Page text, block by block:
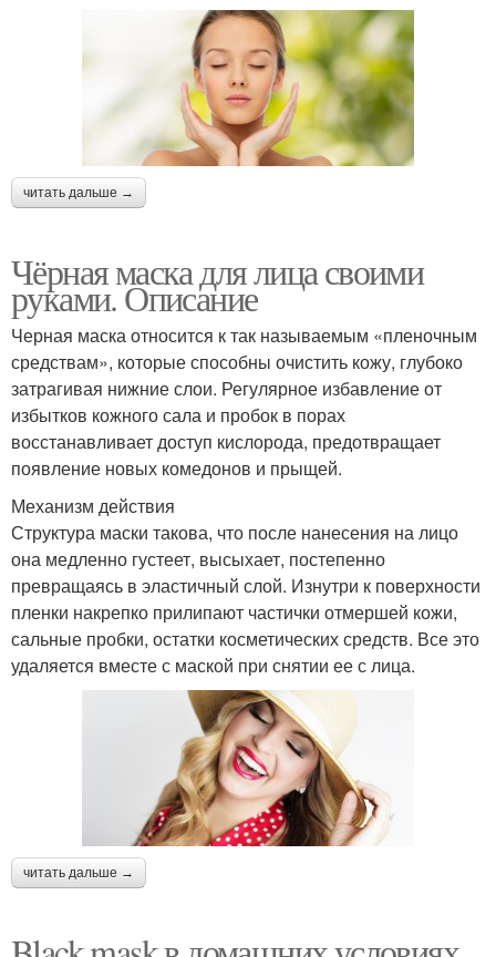
читать дальше →
Чёрная маска для лица своими
руками. Описание
Черная маска относится к так называемым «пленочным
средствам», которые способны очистить кожу, глубоко
затрагивая нижние слои. Регулярное избавление от
избытков кожного сала и пробок в порах
восстанавливает доступ кислорода, предотвращает
появление новых комедонов и прыщей.
Механизм действия
Структура маски такова, что после нанесения на лицо
она медленно густеет, высыхает, постепенно
превращаясь в эластичный слой. Изнутри к поверхности
пленки накрепко прилипают частички отмершей кожи,
сальные пробки, остатки косметических средств. Все это
удаляется вместе с маской при снятии ее с лица.
читать дальше →